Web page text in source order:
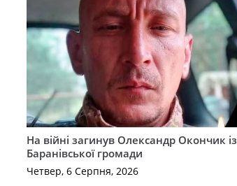
На війні загинув Олександр Окончик із
Баранівської громади
Четвер, 6 Серпня, 2026